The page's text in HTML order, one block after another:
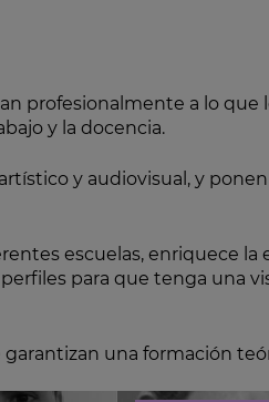
profesionalmente a lo que
y la docencia.
y audiovisual, y ponen
escuelas, enriquece la
para que tenga una
una formación